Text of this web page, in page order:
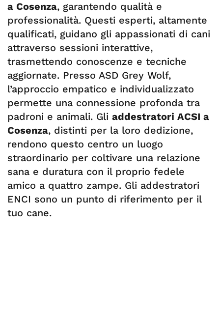
a Cosenza, garantendo qualità e
professionalità. Questi esperti, altamente
qualificati, guidano gli appassionati di cani
attraverso sessioni interattive,
trasmettendo conoscenze e tecniche
aggiornate. Presso ASD Grey Wolf,
l’approccio empatico e individualizzato
permette una connessione profonda tra
padroni e animali. Gli addestratori ACSI a
Cosenza, distinti per la loro dedizione,
rendono questo centro un luogo
straordinario per coltivare una relazione
sana e duratura con il proprio fedele
amico a quattro zampe. Gli addestratori
ENCI sono un punto di riferimento per il
tuo cane.